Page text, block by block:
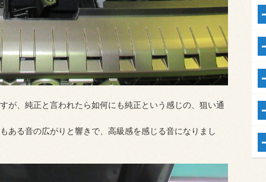
が、純正と言われたら如何にも純正という感じの、狙い通
ある音の広がりと響きで、高級感を感じる音になりまし